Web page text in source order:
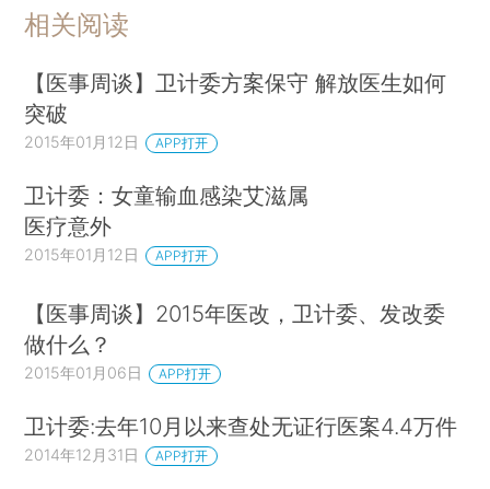
相关阅读
【医事周谈】卫计委方案保守 解放医生如何
突破
2015年01月12日 APP打开
卫计委：女童输血感染艾滋属
医疗意外
2015年01月12日 APP打开
【医事周谈】2015年医改，卫计委、发改委
做什么？
2015年01月06日 APP打开
卫计委:去年10月以来查处无证行医案4.4万件
2014年12月31日 APP打开